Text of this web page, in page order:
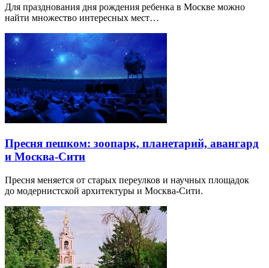
Для празднования дня рождения ребенка в Москве можно
найти множество интересных мест…
Пресня пешком: зоопарк, планетарий, авангард
и Москва-Сити
Пресня меняется от старых переулков и научных площадок
до модернистской архитектуры и Москва-Сити.